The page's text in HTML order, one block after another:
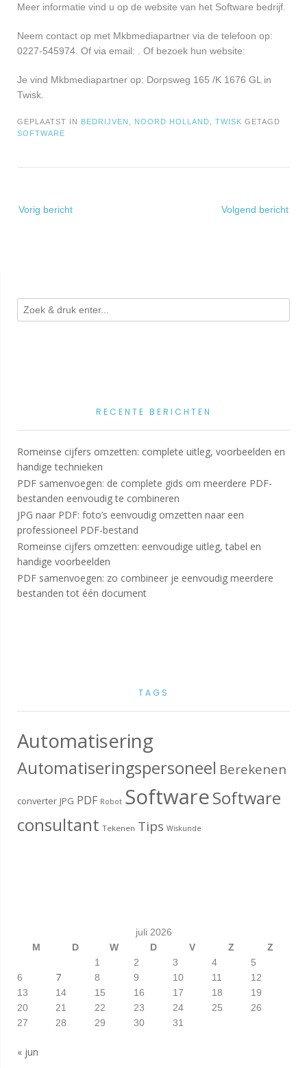
Meer informatie vind u op de website van het Software bedrijf.
Neem contact op met Mkbmediapartner via de telefoon op:
0227-545974. Of via email:
. Of bezoek hun website:
Je vind Mkbmediapartner op: Dorpsweg 165 /K 1676 GL in
Twisk.
GEPLAATST IN BEDRIJVEN NOORD HOLLAND TWISK GETAGD
SOFTWARE
navigatie
Vorig bericht Volgend bericht
RECENTE BERICHTEN
Romeinse cijfers omzetten: complete uitleg, voorbeelden en
handige technieken
PDF samenvoegen: de complete gids om meerdere PDF-
bestanden eenvoudig te combineren
JPG naar PDF: foto’s eenvoudig omzetten naar een
professioneel PDF-bestand
Romeinse cijfers omzetten: eenvoudige uitleg, tabel en
handige voorbeelden
PDF samenvoegen: zo combineer je eenvoudig meerdere
bestanden tot één document
TAGS
Automatisering
Automatiseringspersoneel Berekenen
converter JPG PDF Robot SoftwareSoftware
consultant Tekenen Tips Wiskunde
juli 2026
M
D W D V Z
Z
1
2 3 4
5
6
7 8 9 10 11
12
13
14 15 16 17 18
19
20
21 22 23 24 25
26
27
28 29 30 31
« jun